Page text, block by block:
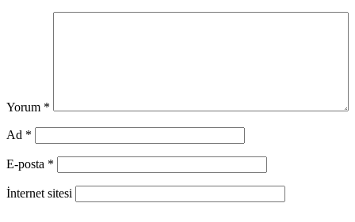
Yorum *
Ad *
E-posta *
İnternet sitesi